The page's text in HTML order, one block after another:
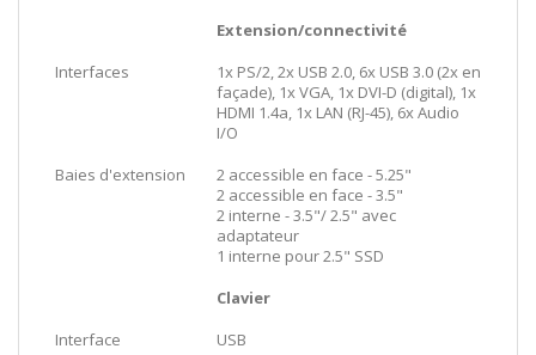
Extension/connectivité
Interfaces
1x PS/2, 2x USB 2.0, 6x USB 3.0 (2x en
façade), 1x VGA, 1x DVI-D (digital), 1x
HDMI 1.4a, 1x LAN (RJ-45), 6x Audio
I/O
Baies d'extension
2 accessible en face - 5.25"
2 accessible en face - 3.5"
2 interne - 3.5"/ 2.5" avec
adaptateur
1 interne pour 2.5" SSD
Clavier
Interface
USB